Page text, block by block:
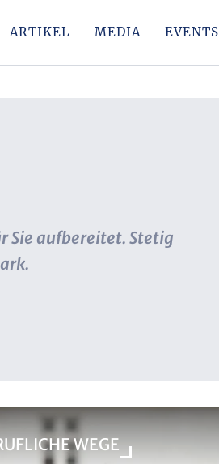
ARTIKEL MEDIA EVENTS
Sie aufbereitet. Stetig
WEGE